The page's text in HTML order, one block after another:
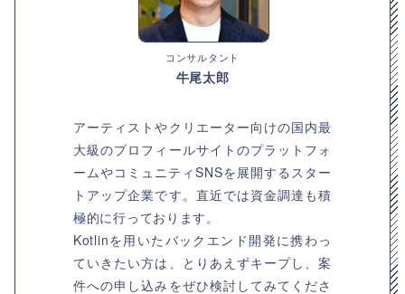
コンサルタント
牛尾太郎
アーティストやクリエーター向けの国内最
大級のプロフィールサイトのプラットフォ
ームやコミュニティSNSを展開するスター
トアップ企業です。直近では資金調達も積
極的に行っております。
Kotlinを用いたバックエンド開発に携わっ
ていきたい方は、とりあえずキープし、案
件への申し込みをぜひ検討してみてくださ